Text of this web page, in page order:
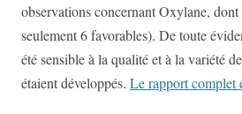
observations concernant Oxylane,
seulement 6 favorables). De toute
été sensible à la qualité et à la variété
étaient développés. Le rapport complet